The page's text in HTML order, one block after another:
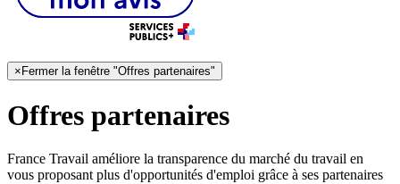
×Fermer la fenêtre "Offres partenaires"
Offres partenaires
France Travail améliore la transparence du marché du travail en
vous proposant plus d'opportunités d'emploi grâce à ses partenaires